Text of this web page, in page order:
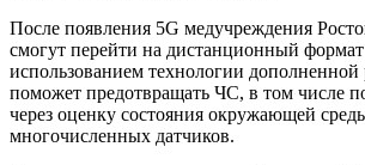
После появления 5G медучреждения
смогут перейти на дистанционный
использованием технологии дополненной
поможет предотвращать ЧС, в том числе
через оценку состояния окружающей
многочисленных датчиков.